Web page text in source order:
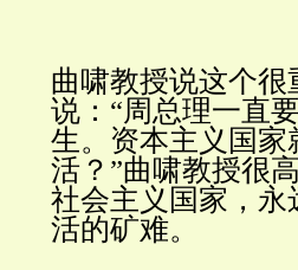
曲啸教授说这个
说：“周总理一直
生。资本主义国
活？”曲啸教授很
社会主义国家，
活的矿难。